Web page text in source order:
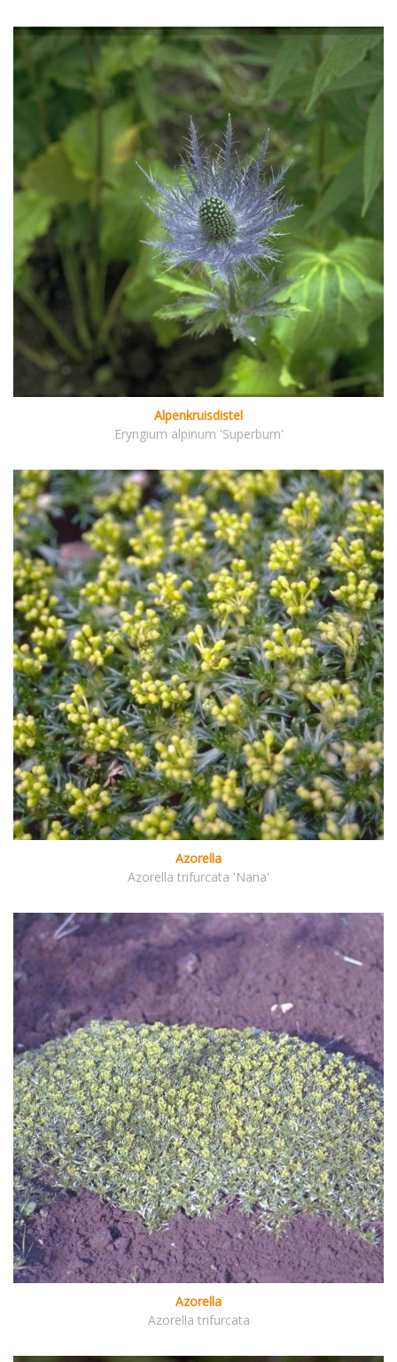
Alpenkruisdistel
Eryngium alpinum 'Superbum'
Azorella
Azorella trifurcata 'Nana'
Azorella
Azorella trifurcata